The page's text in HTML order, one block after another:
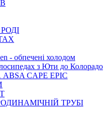
- обпечені холодом
з Юти до Колорадо
CAPE EPIC
ТРУБІ